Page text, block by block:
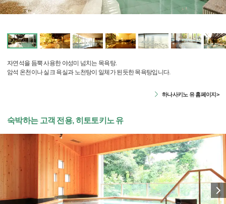
자연석을 듬뿍 사용한 야성미 넘치는 목욕탕.
암석 온천이나 실크 욕실과 노천탕이 일체가 된듯한 목욕탕입니다.
하나사키노 유 홈페이지>
숙박하는 고객 전용, 히토토키노 유